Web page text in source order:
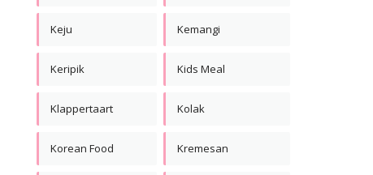
Keju Kemangi
Keripik Kids Meal
Klappertaart Kolak
Korean Food Kremesan